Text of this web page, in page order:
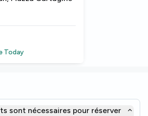
Today
sont nécessaires pour réserver